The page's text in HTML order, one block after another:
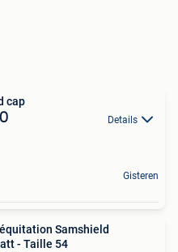
cap
Details
Gisteren
Samshield
- Taille 54